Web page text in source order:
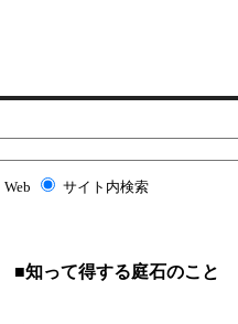
Web サイト内検索
■知って得する庭石のこと